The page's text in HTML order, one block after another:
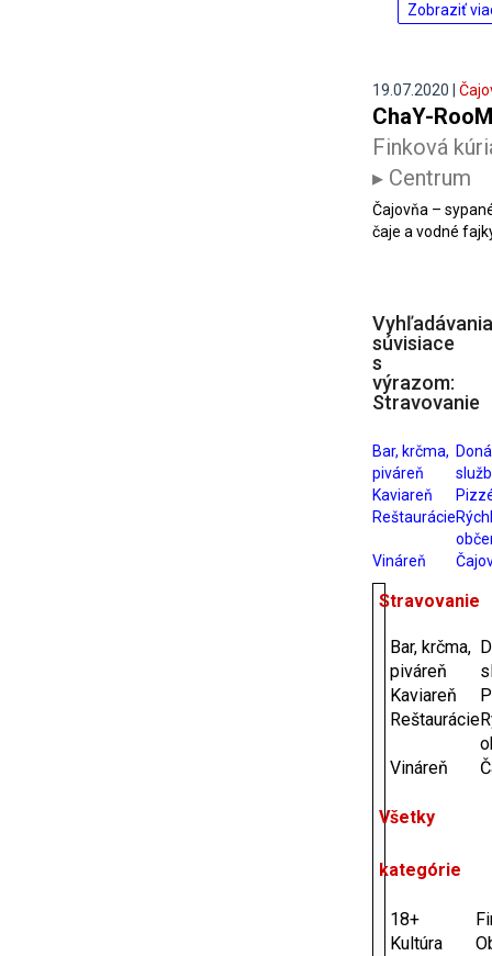
Zobraziť
19.07.2020 |
ChaY-
Finková
▸ Centrum
Čajovňa –
čaje a vodné
súvisiace
s
výrazom:
Stravovanie
Bar, krčma,
piváreň
Kaviareň
Reštaurácie
Vináreň
Stravovanie
Bar, krčma,
piváreň
Kaviareň
Reštaurácie
Vináreň
Všetky
kategórie
18+
Kultúra